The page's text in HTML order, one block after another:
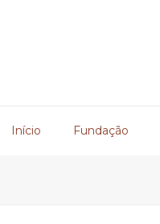
Início Fundação